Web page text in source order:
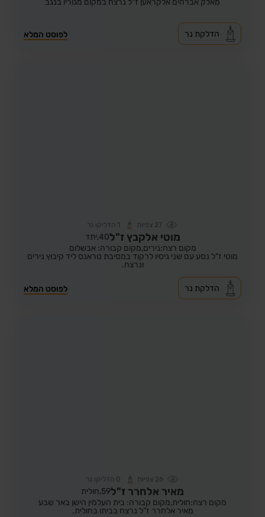
מאלק אברהים אלקראען ז"ל נרצח במקום מגוריו בנגב
לפוסט המלא הדלקת נר
27 צפיות 1 הדליקו נר
מוטי אלקבץ ז"ל40, יתד
מקום רצח:נירים,מקום קבורה: אבשלום
מוטי ז"ל נסע עם שני גיסיו לרקוד במסיבת טראנס ליד קיבוץ נירים
ונרצח.
לפוסט המלא הדלקת נר
26 צפיות 0 הדליקו נר
מאיר אלחרר ז"ל59, חולית
מקום רצח:חולית,מקום קבורה: בית העלמין הישן באר שבע
מאיר אלחרר ז"ל נרצח בביתו בחולית.